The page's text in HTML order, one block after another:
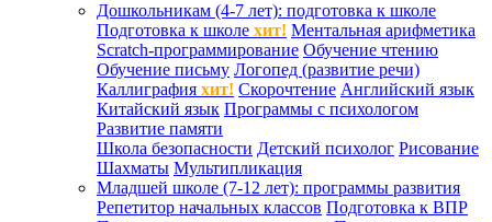
Дошкольникам (4-7 лет): подготовка к школе
Подготовка к школе хит! Ментальная арифметика
Scratch-программирование Обучение чтению
Обучение письму Логопед (развитие речи)
Каллиграфия хит! Скорочтение Английский язык
Китайский язык Программы с психологом
Развитие памяти
Школа безопасности Детский психолог Рисование
Шахматы Мультипликация
Младшей школе (7-12 лет): программы развития
Репетитор начальных классов Подготовка к ВПР